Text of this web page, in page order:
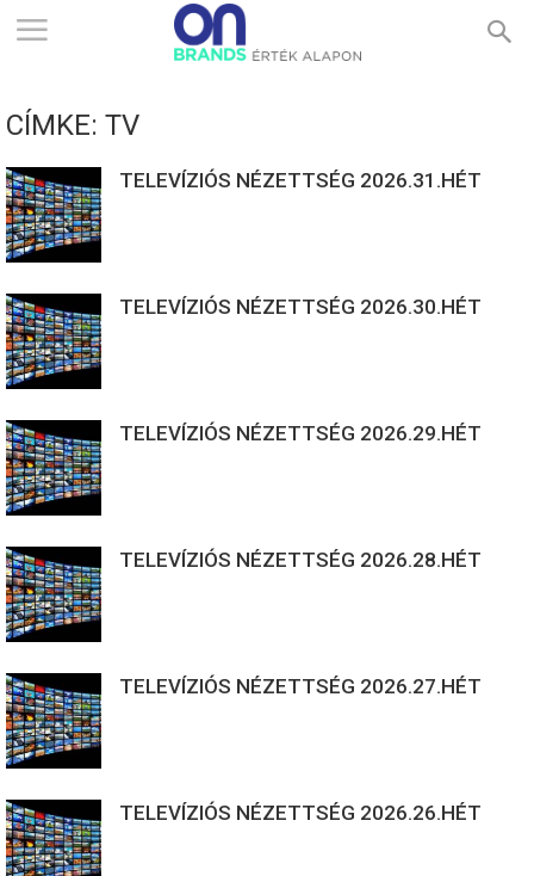
ONBRANDS
ÉRTÉK
ALAPON
CÍMKE: TV
TELEVÍZIÓS NÉZETTSÉG 2026.31.HÉT
TELEVÍZIÓS NÉZETTSÉG 2026.30.HÉT
TELEVÍZIÓS NÉZETTSÉG 2026.29.HÉT
TELEVÍZIÓS NÉZETTSÉG 2026.28.HÉT
TELEVÍZIÓS NÉZETTSÉG 2026.27.HÉT
TELEVÍZIÓS NÉZETTSÉG 2026.26.HÉT